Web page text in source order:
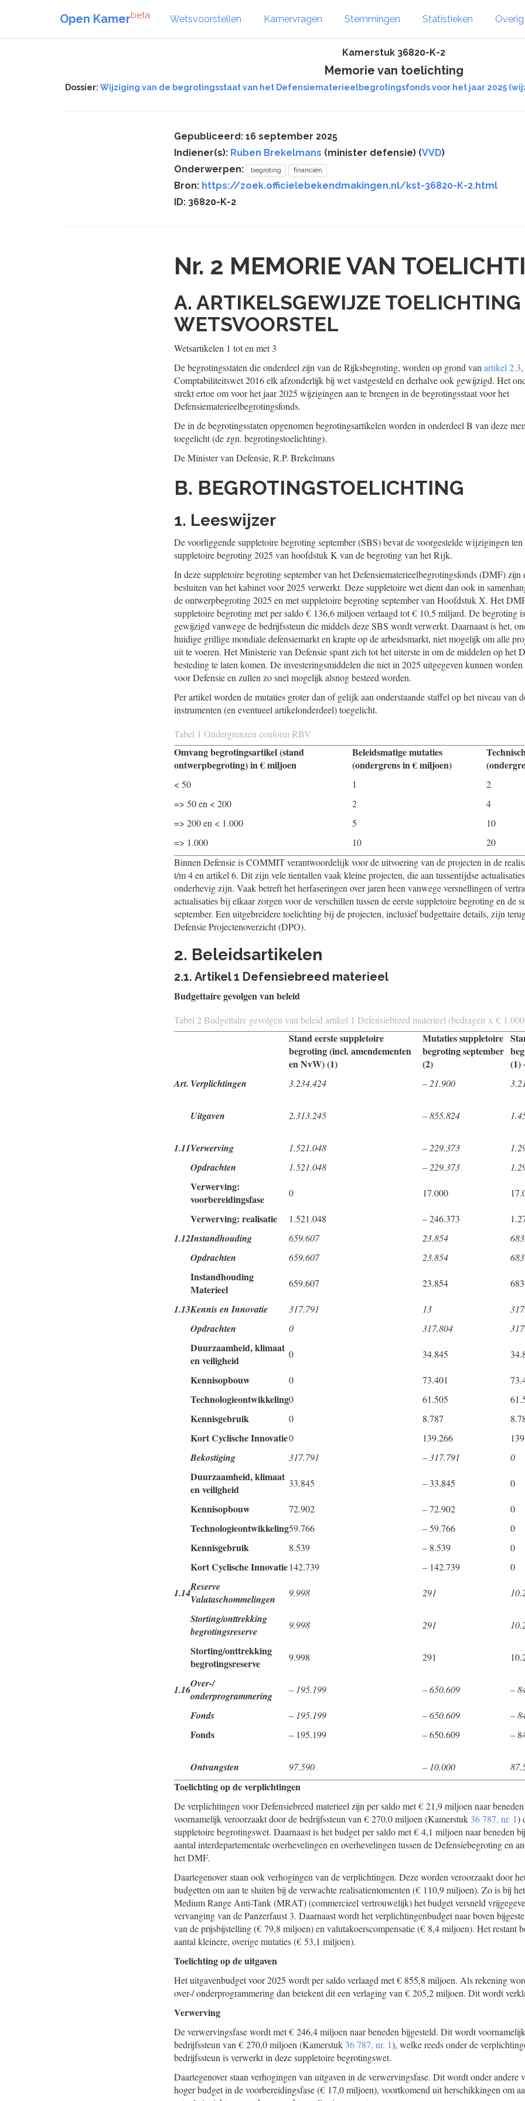
Open Kamerbeta Wetsvoorstellen Kamervragen Stemmingen Statistieken Overig
Kamerstuk 36820-K-2
Memorie van toelichting
Dossier: Wijziging van de begrotingsstaat van het Defensiematerieelbegrotingsfonds voor het jaar 2025
Gepubliceerd: 16 september 2025
Indiener(s): Ruben Brekelmans (minister defensie) (VVD)
Onderwerpen:
begroting financiën
Bron: https://zoek.officielebekendmakingen.nl/kst-36820-K-2.html
ID: 36820-K-2
Nr. 2 MEMORIE VAN
A. ARTIKELSGEWIJZE
WETSVOORSTEL
Wetsartikelen 1 tot en met 3
De begrotingsstaten die onderdeel zijn van de Rijksbegroting, worden op grond van artikel 2.3
Comptabiliteitswet 2016 elk afzonderlijk bij wet vastgesteld en derhalve ook gewijzigd. Het
strekt ertoe om voor het jaar 2025 wijzigingen aan te brengen in de begrotingsstaat voor het
Defensiematerieelbegrotingsfonds.
De in de begrotingsstaten opgenomen begrotingsartikelen worden in onderdeel B van deze
toegelicht (de zgn. begrotingstoelichting).
De Minister van Defensie, R.P. Brekelmans
B. BEGROTINGSTOELICHTING
1. Leeswijzer
De voorliggende suppletoire begroting september (SBS) bevat de voorgestelde wĳzigingen
suppletoire begroting 2025 van hoofdstuk K van de begroting van het Rĳk.
In deze suppletoire begroting september van het Defensiematerieelbegrotingsfonds (DMF) zijn
besluiten van het kabinet voor 2025 verwerkt. Deze suppletoire wet dient dan ook in
de ontwerpbegroting 2025 en met suppletoire begroting september van Hoofdstuk X. Het
suppletoire begroting met per saldo € 136,6 miljoen verlaagd tot € 10,5 miljard. De begroting
gewijzigd vanwege de bedrijfssteun die middels deze SBS wordt verwerkt. Daarnaast is het,
huidige grillige mondiale defensiemarkt en krapte op de arbeidsmarkt, niet mogelijk om alle
uit te voeren. Het Ministerie van Defensie spant zich tot het uiterste in om de middelen op het
besteding te laten komen. De investeringsmiddelen die niet in 2025 uitgegeven kunnen
voor Defensie en zullen zo snel mogelijk alsnog besteed worden.
Per artikel worden de mutaties groter dan of gelĳk aan onderstaande staffel op het niveau van
instrumenten (en eventueel artikelonderdeel) toegelicht.
Tabel 1 Ondergrenzen conform RBV
Omvang begrotingsartikel (stand
ontwerpbegroting) in € miljoen
Beleidsmatige mutaties
(ondergrens in € miljoen)
< 50 1
2
=> 50 en < 200
2
4
=> 200 en < 1.000
5
10
=> 1.000
10
20
Binnen Defensie is COMMIT verantwoordelĳk voor de uitvoering van de projecten in de
t/m 4 en artikel 6. Dit zĳn vele tientallen vaak kleine projecten, die aan tussentĳdse
onderhevig zĳn. Vaak betreft het herfaseringen over jaren heen vanwege versnellingen of
actualisaties bĳ elkaar zorgen voor de verschillen tussen de eerste suppletoire begroting en de
september. Een uitgebreidere toelichting bĳ de projecten, inclusief budgettaire details, zĳn
Defensie Projectenoverzicht (DPO).
2. Beleidsartikelen
2.1. Artikel 1 Defensiebreed materieel
Budgettaire gevolgen van beleid
Tabel 2 Budgettaire gevolgen van beleid artikel 1 Defensiebreed materieel (bedragen x €
Stand eerste suppletoire
begroting (incl. amendementen
en NvW) (1)
Mutaties suppletoire
begroting september
(2)
(1)
Art. Verplichtingen 3.234.424 – 21.900
Uitgaven 2.313.245 – 855.824
1.11Verwerving 1.521.048 – 229.373
Opdrachten 1.521.048 – 229.373
Verwerving:
voorbereidingsfase
0 17.000
Verwerving: realisatie 1.521.048 – 246.373
1.12Instandhouding 659.607 23.854
Opdrachten 659.607 23.854
Instandhouding
Materieel
659.607 23.854
1.13Kennis en Innovatie 317.791 13
Opdrachten 0 317.804
Duurzaamheid, klimaat
en veiligheid
0 34.845
Kennisopbouw 0 73.401
Technologieontwikkeling0 61.505
Kennisgebruik 0 8.787
Kort Cyclische Innovatie0 139.266
Bekostiging 317.791 – 317.791 0
Duurzaamheid, klimaat
en veiligheid
33.845 – 33.845 0
Kennisopbouw 72.902 – 72.902 0
Technologieontwikkeling59.766 – 59.766 0
Kennisgebruik 8.539 – 8.539 0
Kort Cyclische Innovatie142.739 – 142.739 0
1.14Reserve
Valutaschommelingen
9.998 291
Storting/onttrekking
begrotingsreserve
9.998 291
Storting/onttrekking
begrotingsreserve
9.998 291
1.16Over-/
onderprogrammering
– 195.199 – 650.609 –
Fonds – 195.199 – 650.609 –
Fonds – 195.199 – 650.609 –
Ontvangsten 97.590 – 10.000
Toelichting op de verplichtingen
De verplichtingen voor Defensiebreed materieel zijn per saldo met € 21,9 miljoen naar
voornamelijk veroorzaakt door de bedrijfssteun van € 270,0 miljoen (Kamerstuk 36 787, nr. 1)
suppletoire begrotingswet. Daarnaast is het budget per saldo met € 4,1 miljoen naar beneden
aantal interdepartementale overhevelingen en overhevelingen tussen de Defensiebegroting en
het DMF.
Daartegenover staan ook verhogingen van de verplichtingen. Deze worden veroorzaakt door
budgetten om aan te sluiten bij de verwachte realisatiemomenten (€ 110,9 miljoen). Zo is bij
Medium Range Anti-Tank (MRAT) (commercieel vertrouwelijk) het budget versneld
vervanging van de Panzerfaust 3. Daarnaast wordt het verplichtingenbudget naar boven
van de prijsbijstelling (€ 79,8 miljoen) en valutakoerscompensatie (€ 8,4 miljoen). Het restant
aantal kleinere, overige mutaties (€ 53,1 miljoen).
Toelichting op de uitgaven
Het uitgavenbudget voor 2025 wordt per saldo verlaagd met € 855,8 miljoen. Als rekening
over-/ onderprogrammering dan betekent dit een verlaging van € 205,2 miljoen. Dit wordt
Verwerving
De verwervingsfase wordt met € 246,4 miljoen naar beneden bijgesteld. Dit wordt
bedrijfssteun van € 270,0 miljoen (Kamerstuk 36 787, nr. 1), welke reeds onder de
bedrijfssteun is verwerkt in deze suppletoire begrotingswet.
Daartegenover staan verhogingen van uitgaven in de verwervingsfase. Dit wordt onder andere
hoger budget in de voorbereidingsfase (€ 17,0 miljoen), voortkomend uit herschikkingen om